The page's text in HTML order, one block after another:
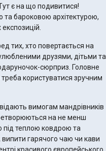
є на що подивитися!
бароковою архітектурою,
тих, хто повертається на
друзями, дітьми та
сюрприз. Головне
користуватися зручним
вимогам мандрівників
на не менш
під теплою ковдрою та
гарячого чаю чи кави
красивого європейського